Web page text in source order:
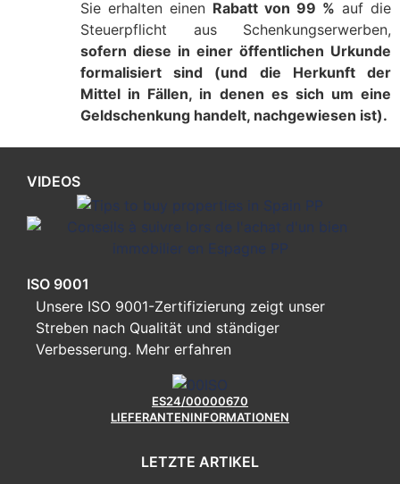
Sie erhalten einen Rabatt von 99 % auf die
Steuerpflicht aus Schenkungserwerben,
sofern diese in einer öffentlichen Urkunde
formalisiert sind (und die Herkunft der
Mittel in Fällen, in denen es sich um eine
Geldschenkung handelt, nachgewiesen ist).
VIDEOS
ISO 9001
Unsere ISO 9001-Zertifizierung zeigt unser
Streben nach Qualität und ständiger
Verbesserung. Mehr erfahren
ES24/00000670
LIEFERANTENINFORMATIONEN
LETZTE ARTIKEL